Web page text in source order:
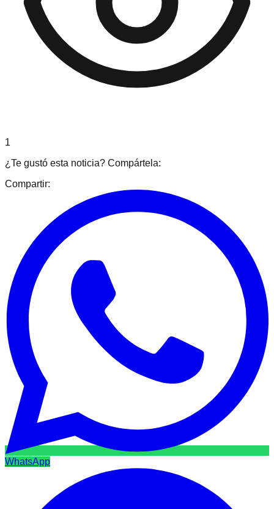
1
¿Te gustó esta noticia? Compártela:
Compartir:
WhatsApp